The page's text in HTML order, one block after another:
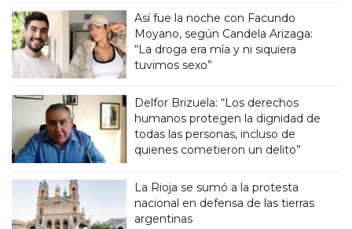
Así fue la noche con Facundo
Moyano, según Candela Arizaga:
“La droga era mía y ni siquiera
tuvimos sexo”
Delfor Brizuela: “Los derechos
humanos protegen la dignidad de
todas las personas, incluso de
quienes cometieron un delito”
La Rioja se sumó a la protesta
nacional en defensa de las tierras
argentinas